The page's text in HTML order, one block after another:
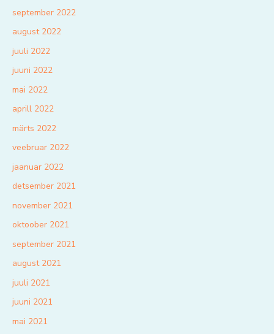
september 2022
august 2022
juuli 2022
juuni 2022
mai 2022
aprill 2022
märts 2022
veebruar 2022
jaanuar 2022
detsember 2021
november 2021
oktoober 2021
september 2021
august 2021
juuli 2021
juuni 2021
mai 2021